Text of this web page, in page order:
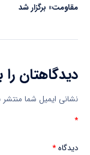
مقاومت» برگزار شد
دیدگاهتان را
نشانی ایمیل شما
*
دیدگاه*